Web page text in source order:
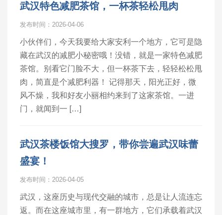
武汉特色减肥茶馆，一杯茶轻松甩肉
发布时间：2026-04-06
小伙伴们，今天我要给大家安利一个地方，它可是隐
藏在武汉的减肥小秘密哦！没错，就是一家特色减肥
茶馆。别看它门脸不大，但一杯茶下去，轻轻松松甩
肉，简直是个减肥利器！ 记得那天，阳光正好，微
风不燥，我和好友小丽相约来到了这家茶馆。一进
门，就闻到一 […]
武汉茶楼饭馆大搜罗，带你尝遍武汉味蕾
盛宴！
发布时间：2026-04-05
武汉，这座历史与现代交融的城市，总是让人流连忘
返。而在这座城市里，有一群地方，它们承载着武汉